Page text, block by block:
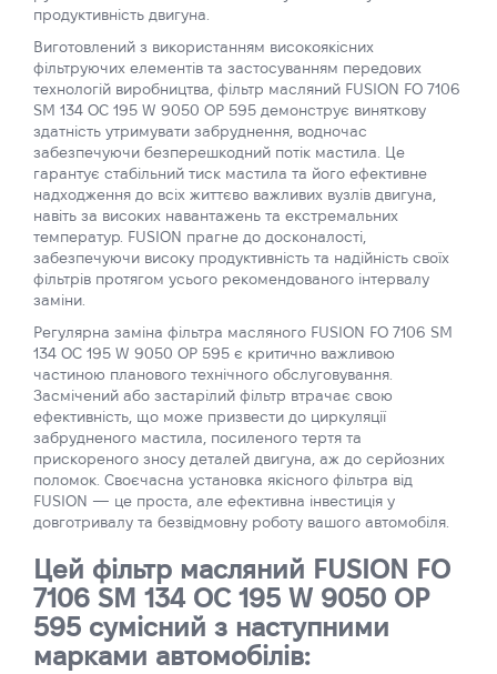
продуктивність двигуна.
Виготовлений з використанням високоякісних
фільтруючих елементів та застосуванням передових
технологій виробництва, фільтр масляний FUSION FO 7106
SM 134 OC 195 W 9050 OP 595 демонструє виняткову
здатність утримувати забруднення, водночас
забезпечуючи безперешкодний потік мастила. Це
гарантує стабільний тиск мастила та його ефективне
надходження до всіх життєво важливих вузлів двигуна,
навіть за високих навантажень та екстремальних
температур. FUSION прагне до досконалості,
забезпечуючи високу продуктивність та надійність своїх
фільтрів протягом усього рекомендованого інтервалу
заміни.
Регулярна заміна фільтра масляного FUSION FO 7106 SM
134 OC 195 W 9050 OP 595 є критично важливою
частиною планового технічного обслуговування.
Засмічений або застарілий фільтр втрачає свою
ефективність, що може призвести до циркуляції
забрудненого мастила, посиленого тертя та
прискореного зносу деталей двигуна, аж до серйозних
поломок. Своєчасна установка якісного фільтра від
FUSION — це проста, але ефективна інвестиція у
довготривалу та безвідмовну роботу вашого автомобіля.
Цей фільтр масляний FUSION FO
7106 SM 134 OC 195 W 9050 OP
595 сумісний з наступними
марками автомобілів: